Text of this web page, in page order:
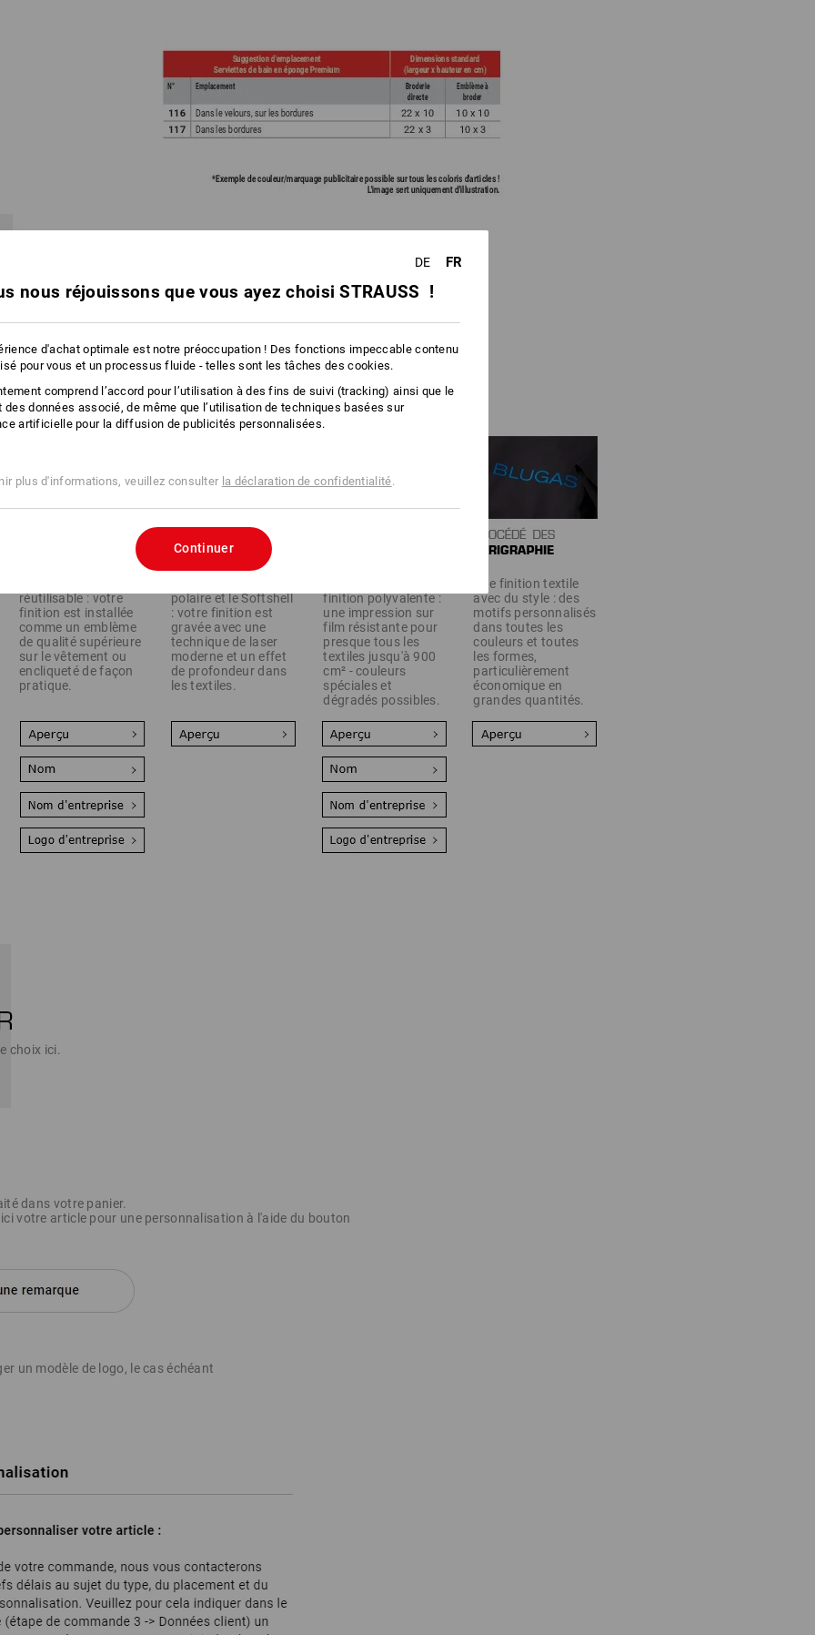
en fonction du produit et du positionnement est essentielle !
pdf ci-dessus (étape 1), vous obtenez un aperçu des techniques de finition
une certaine taille à l'emplacement souhaité.
des informations sur les différentes techniques de finition ici :
réutilisable : votre
finition est installée
comme un emblème
de qualité supérieure
sur le vêtement ou
encliqueté de façon
pratique.
polaire et le Softshell
: votre finition est
gravée avec une
technique de laser
moderne et un effet
de profondeur dans
les textiles.
finition polyvalente :
une impression sur
film résistante pour
presque tous les
textiles jusqu'à 900
cm² - couleurs
spéciales et
dégradés possibles.
Une finition textile
avec du style : des
motifs personnalisés
dans toutes les
couleurs et toutes
les formes,
particulièrement
économique en
grandes quantités.
choix ici.
dans votre panier.
votre article pour une personnalisation à l'aide du bouton
un modèle de logo, le cas échéant
DE FR
nous réjouissons que vous ayez choisi STRAUSS !
d'achat optimale est notre préoccupation ! Des fonctions impeccable contenu
pour vous et un processus fluide - telles sont les tâches des cookies.
comprend l’accord pour l’utilisation à des fins de suivi (tracking) ainsi que le
des données associé, de même que l’utilisation de techniques basées sur
artificielle pour la diffusion de publicités personnalisées.
plus d'informations, veuillez consulter la déclaration de confidentialité.
Continuer